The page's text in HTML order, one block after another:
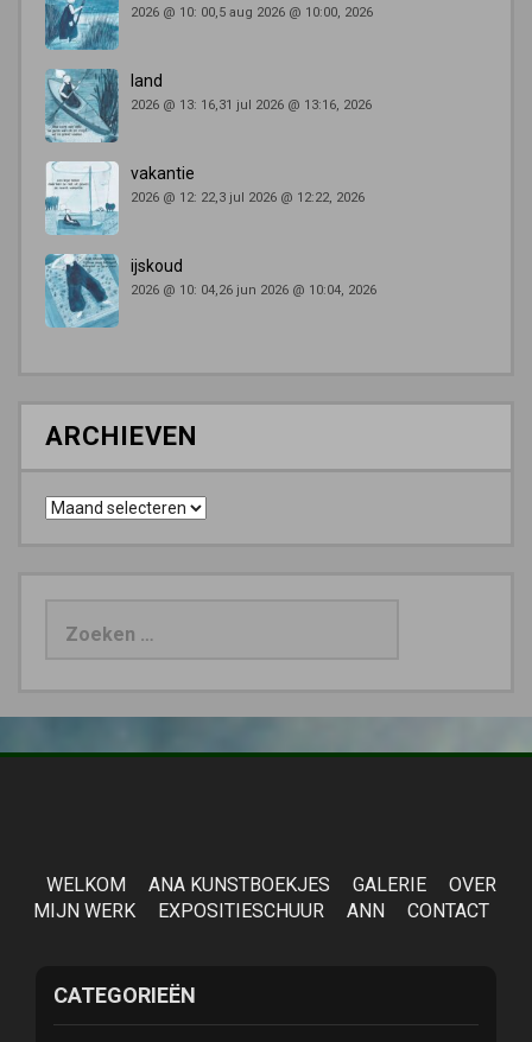
2026 @ 10: 00,5 aug 2026 @ 10:00, 2026
land
2026 @ 13: 16,31 jul 2026 @ 13:16, 2026
vakantie
2026 @ 12: 22,3 jul 2026 @ 12:22, 2026
ijskoud
2026 @ 10: 04,26 jun 2026 @ 10:04, 2026
ARCHIEVEN
Archieven
WELKOM ANA KUNSTBOEKJES GALERIE
OVER
MIJN WERK
EXPOSITIESCHUUR ANN CONTACT
CATEGORIEËN